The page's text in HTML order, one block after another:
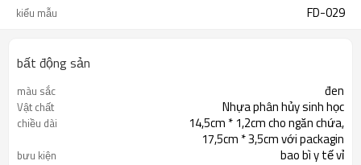
kiểu mẫu FD-029
bất động sản
màu sắc đen
Vật chất Nhựa phân hủy sinh học
chiều dài
14,5cm * 1,2cm cho ngăn chứa,
17,5cm * 3,5cm với packagin
bưu kiện bao bì y tế vỉ